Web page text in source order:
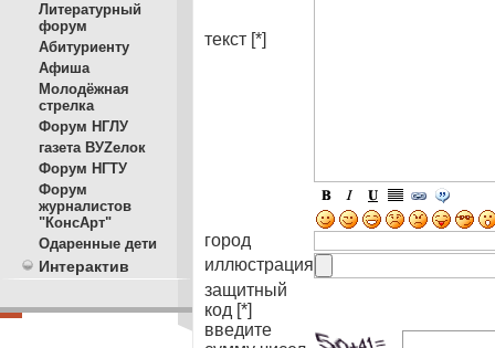
Литературный
форум
Абитуриенту
Афиша
Молодёжная
стрелка
Форум НГЛУ
газета ВУZелок
Форум НГТУ
Форум
журналистов
"КонсАрт"
Одаренные дети
Интерактив
текст [*]
город
иллюстрация
защитный
код [*]
введите